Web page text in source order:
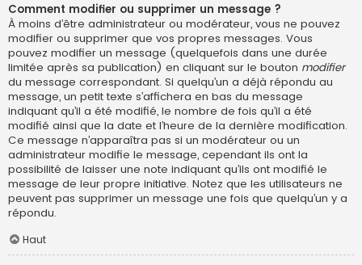
Comment modifier ou supprimer un message ?
À moins d’être administrateur ou modérateur, vous ne pouvez
modifier ou supprimer que vos propres messages. Vous
pouvez modifier un message (quelquefois dans une durée
limitée après sa publication) en cliquant sur le bouton modifier
du message correspondant. Si quelqu’un a déjà répondu au
message, un petit texte s’affichera en bas du message
indiquant qu’il a été modifié, le nombre de fois qu’il a été
modifié ainsi que la date et l’heure de la dernière modification.
Ce message n’apparaîtra pas si un modérateur ou un
administrateur modifie le message, cependant ils ont la
possibilité de laisser une note indiquant qu’ils ont modifié le
message de leur propre initiative. Notez que les utilisateurs ne
peuvent pas supprimer un message une fois que quelqu’un y a
répondu.
Haut